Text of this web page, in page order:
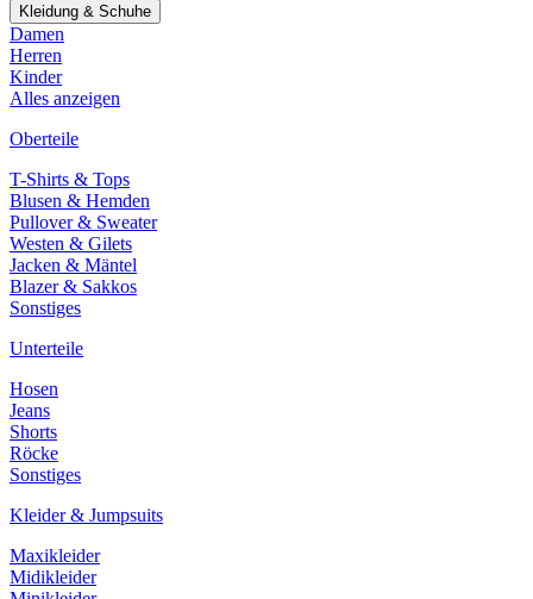
Kleidung & Schuhe
Damen
Herren
Kinder
Alles anzeigen
Oberteile
T-Shirts & Tops
Blusen & Hemden
Pullover & Sweater
Westen & Gilets
Jacken & Mäntel
Blazer & Sakkos
Sonstiges
Unterteile
Hosen
Jeans
Shorts
Röcke
Sonstiges
Kleider & Jumpsuits
Maxikleider
Midikleider